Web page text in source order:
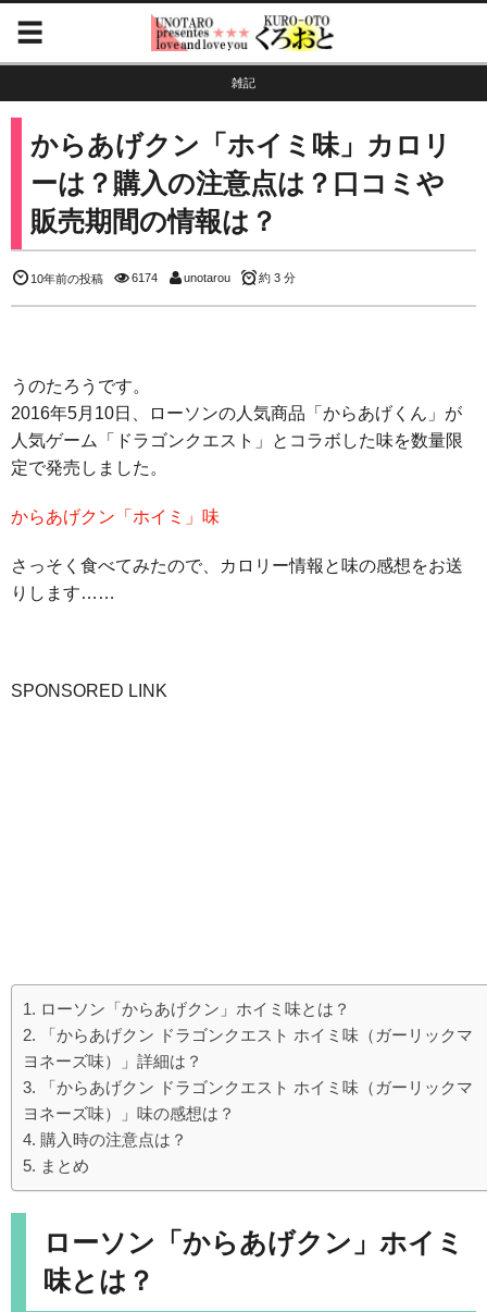
雑記
からあげクン「ホイミ味」カロリ
ーは？購入の注意点は？口コミや
販売期間の情報は？
10年前の投稿 6174 unotarou 約 3 分
うのたろうです。
2016年5月10日、ローソンの人気商品「からあげくん」が
人気ゲーム「ドラゴンクエスト」とコラボした味を数量限
定で発売しました。
からあげクン「ホイミ」味
さっそく食べてみたので、カロリー情報と味の感想をお送
りします……
SPONSORED LINK
ローソン「からあげクン」ホイミ味とは？
「からあげクン ドラゴンクエスト ホイミ味（ガーリックマ
ヨネーズ味）」詳細は？
「からあげクン ドラゴンクエスト ホイミ味（ガーリックマ
ヨネーズ味）」味の感想は？
購入時の注意点は？
まとめ
ローソン「からあげクン」ホイミ
味とは？